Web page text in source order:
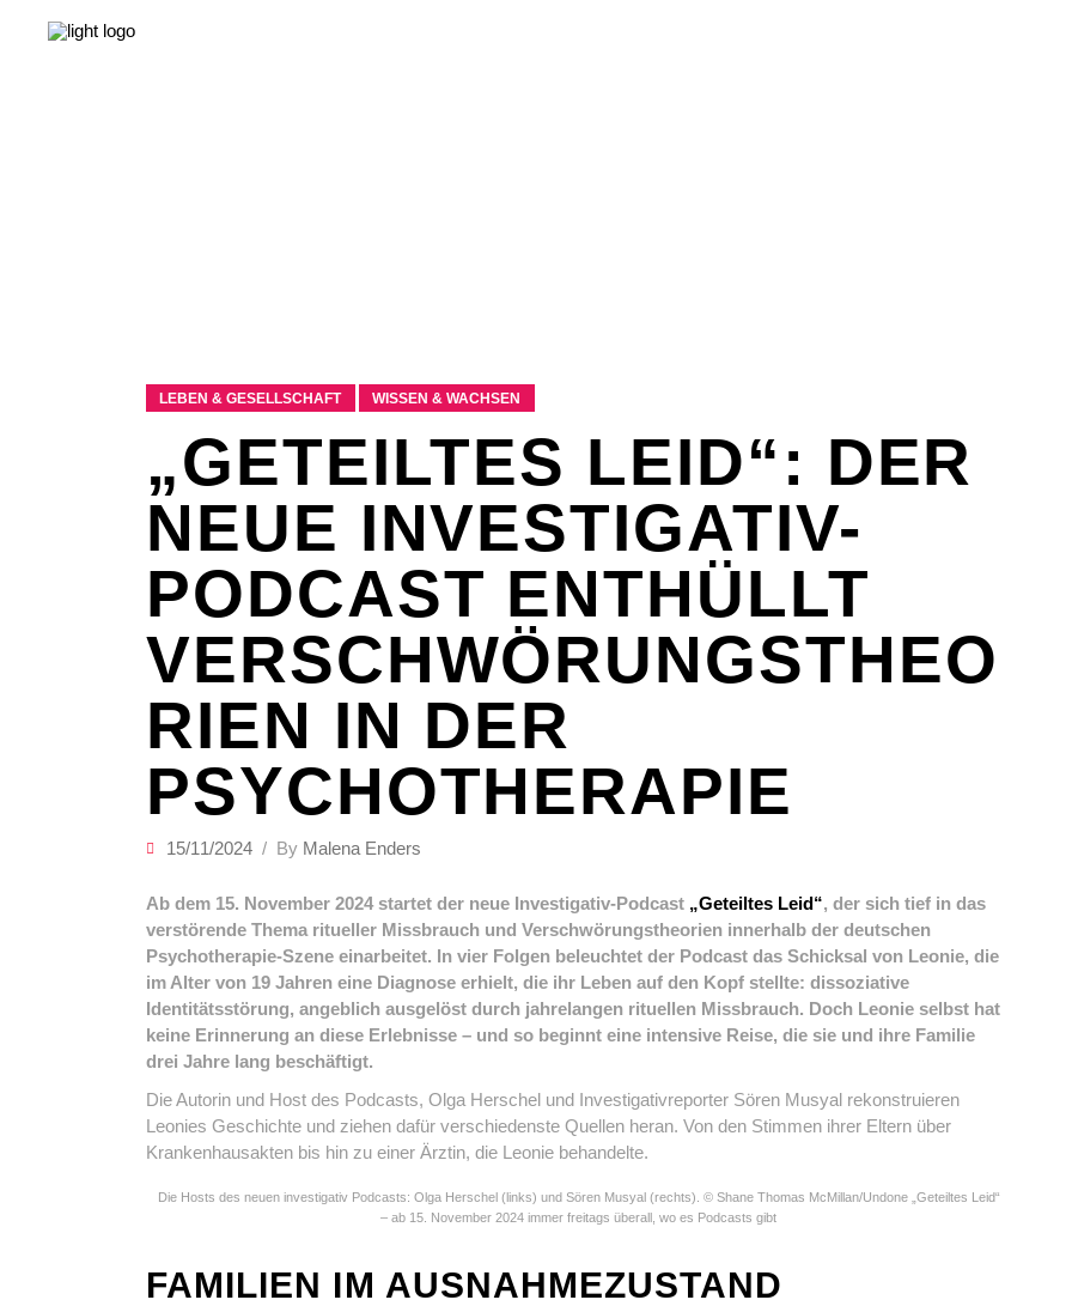
LEBEN & GESELLSCHAFT WISSEN & WACHSEN
„GETEILTES LEID“: DER
NEUE INVESTIGATIV-
PODCAST ENTHÜLLT
VERSCHWÖRUNGSTHEO
RIEN IN DER
PSYCHOTHERAPIE
15/11/2024 By Malena Enders
Ab dem 15. November 2024 startet der neue Investigativ-Podcast „Geteiltes Leid“, der sich tief in das
verstörende Thema ritueller Missbrauch und Verschwörungstheorien innerhalb der deutschen
Psychotherapie-Szene einarbeitet. In vier Folgen beleuchtet der Podcast das Schicksal von Leonie, die
im Alter von 19 Jahren eine Diagnose erhielt, die ihr Leben auf den Kopf stellte: dissoziative
Identitätsstörung, angeblich ausgelöst durch jahrelangen rituellen Missbrauch. Doch Leonie selbst hat
keine Erinnerung an diese Erlebnisse – und so beginnt eine intensive Reise, die sie und ihre Familie
drei Jahre lang beschäftigt.
Die Autorin und Host des Podcasts, Olga Herschel und Investigativreporter Sören Musyal rekonstruieren
Leonies Geschichte und ziehen dafür verschiedenste Quellen heran. Von den Stimmen ihrer Eltern über
Krankenhausakten bis hin zu einer Ärztin, die Leonie behandelte.
Die Hosts des neuen investigativ Podcasts: Olga Herschel (links) und Sören Musyal (rechts). © Shane Thomas McMillan/Undone „Geteiltes Leid“
– ab 15. November 2024 immer freitags überall, wo es Podcasts gibt
FAMILIEN IM AUSNAHMEZUSTAND